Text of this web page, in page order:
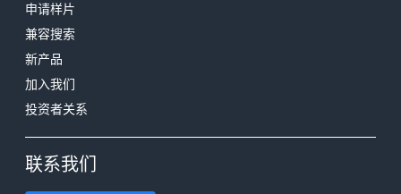
申请样片
兼容搜索
新产品
加入我们
投资者关系
联系我们